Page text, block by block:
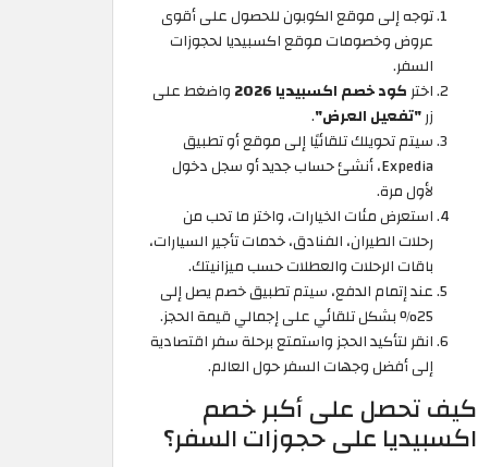
توجه إلى موقع الكوبون للحصول على أقوى
عروض وخصومات موقع اكسبيديا لحجوزات
السفر.
اختر كود خصم اكسبيديا 2026
واضغط على
زر"تفعيل العرض".
سيتم تحويلك تلقائيًا إلى موقع أو تطبيق
Expedia، أنشئ حساب جديد أو سجل دخول
لأول مرة.
استعرض مئات الخيارات، واختر ما تحب من
رحلات الطيران، الفنادق، خدمات تأجير السيارات،
باقات الرحلات والعطلات حسب ميزانيتك.
عند إتمام الدفع، سيتم تطبيق خصم يصل إلى
25% بشكل تلقائي على إجمالي قيمة الحجز.
انقر لتأكيد الحجز واستمتع برحلة سفر اقتصادية
إلى أفضل وجهات السفر حول العالم.
كيف تحصل على أكبر خصم
اكسبيديا على حجوزات السفر؟